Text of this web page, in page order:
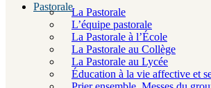
PastoraleLa Pastorale
L’équipe pastorale
La Pastorale à l’École
La Pastorale au Collège
La Pastorale au Lycée
Éducation à la vie affective et